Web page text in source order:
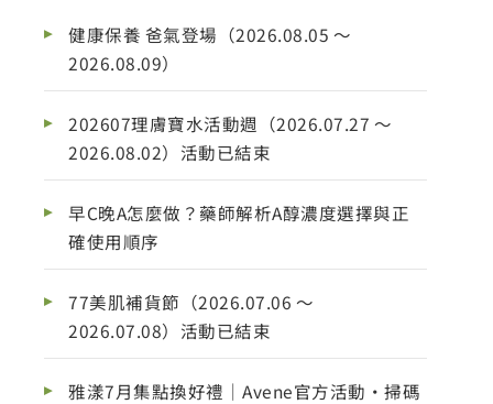
健康保養 爸氣登場（2026.08.05 ～
2026.08.09）
202607理膚寶水活動週（2026.07.27 ～
2026.08.02）活動已結束
早C晚A怎麼做？藥師解析A醇濃度選擇與正
確使用順序
77美肌補貨節（2026.07.06 ～
2026.07.08）活動已結束
雅漾7月集點換好禮｜Avene官方活動・掃碼